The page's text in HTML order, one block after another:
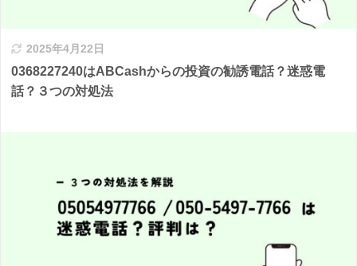
2025年4月22日
0368227240はABCashからの投資の勧誘電話？迷惑電
話？３つの対処法